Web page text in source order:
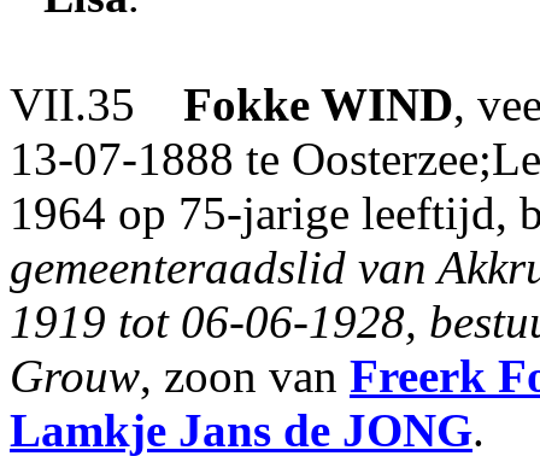
VII.35 Fokke WIND,
13-07-1888 te
1964 op 75-jarige leeftijd,
gemeenteraadslid van
1919 tot 06-06-1928,
Grouw, zoon van Freerk
Lamkje Jans de JONG.